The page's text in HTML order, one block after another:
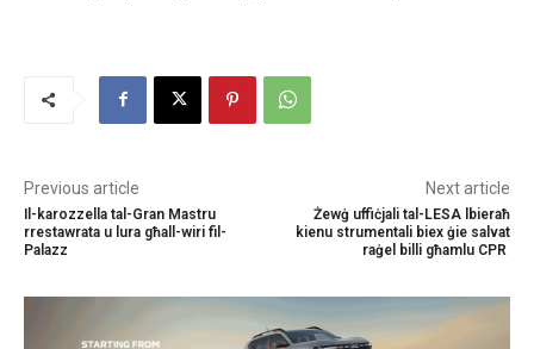
Previous article
Il-karozzella tal-Gran Mastru
rrestawrata u lura għall-wiri fil-
Palazz
Next article
Żewġ uffiċjali tal-LESA lbieraħ
kienu strumentali biex ġie salvat
raġel billi għamlu CPR